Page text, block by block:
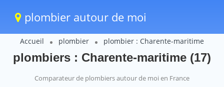
plombier autour de moi
Accueil plombier plombier : Charente-maritime
plombiers : Charente-maritime (17)
Comparateur de plombiers autour de moi en France